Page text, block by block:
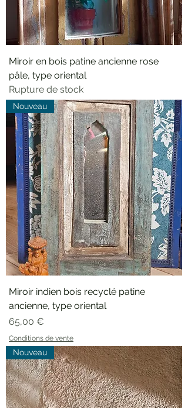
Miroir en bois patine ancienne rose
pâle, type oriental
Rupture de stock
Nouveau
Miroir indien bois recyclé patine
ancienne, type oriental
Prix
65,00 €
Conditions de vente
Nouveau